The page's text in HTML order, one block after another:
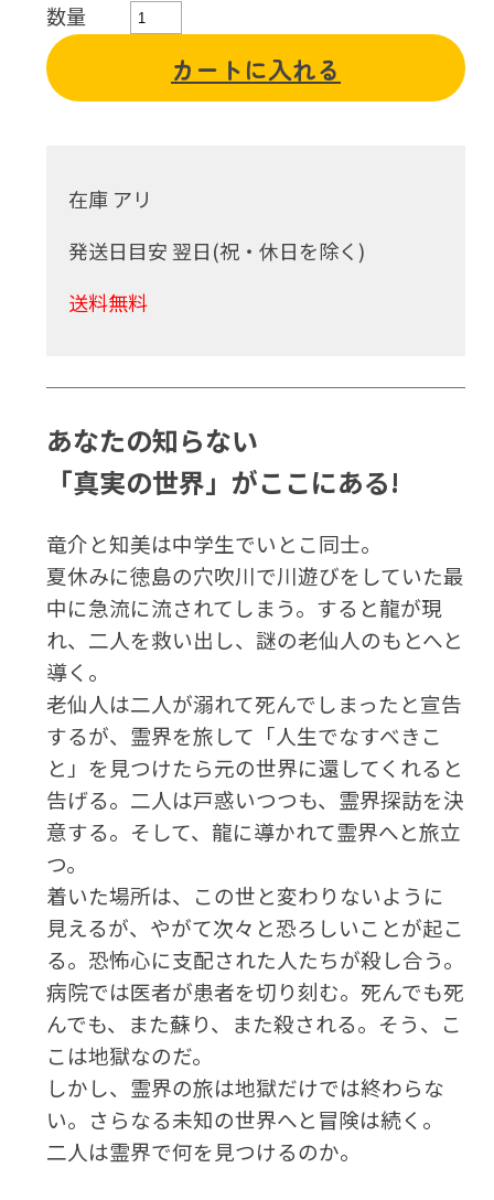
数量
カートに入れる
在庫 アリ
発送日目安 翌日(祝・休日を除く)
送料無料
あなたの知らない
「真実の世界」がここにある!
竜介と知美は中学生でいとこ同士。
夏休みに徳島の穴吹川で川遊びをしていた最
中に急流に流されてしまう。すると龍が現
れ、二人を救い出し、謎の老仙人のもとへと
導く。
老仙人は二人が溺れて死んでしまったと宣告
するが、霊界を旅して「人生でなすべきこ
と」を見つけたら元の世界に還してくれると
告げる。二人は戸惑いつつも、霊界探訪を決
意する。そして、龍に導かれて霊界へと旅立
つ。
着いた場所は、この世と変わりないように
見えるが、やがて次々と恐ろしいことが起こ
る。恐怖心に支配された人たちが殺し合う。
病院では医者が患者を切り刻む。死んでも死
んでも、また蘇り、また殺される。そう、こ
こは地獄なのだ。
しかし、霊界の旅は地獄だけでは終わらな
い。さらなる未知の世界へと冒険は続く。
二人は霊界で何を見つけるのか。